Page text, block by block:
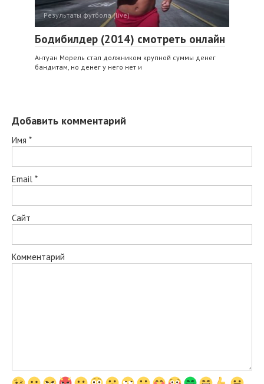
Результаты футбола (live)
Бодибилдер (2014) смотреть онлайн
Антуан Морель стал должником крупной суммы денег
бандитам, но денег у него нет и
Добавить комментарий
Имя *
Email *
Сайт
Комментарий